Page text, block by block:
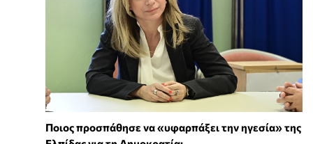
Ποιος προσπάθησε να «υφαρπάξει την ηγεσία» της